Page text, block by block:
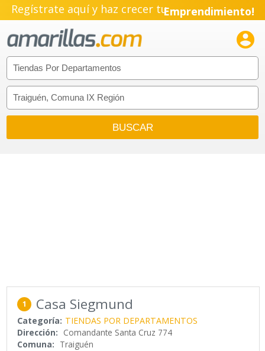
Regístrate aquí y haz crecer tuEmprendimiento!

1 Casa Siegmund
Categoría: TIENDAS POR DEPARTAMENTOS
Dirección: Comandante Santa Cruz 774
Comuna: Traiguén